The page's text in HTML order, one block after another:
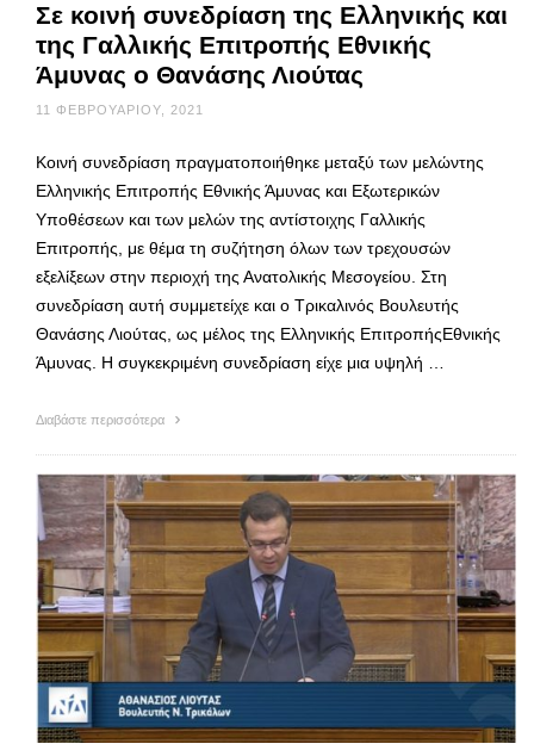
Σε κοινή συνεδρίαση της Ελληνικής και
της Γαλλικής Επιτροπής Εθνικής
Άμυνας ο Θανάσης Λιούτας
11 ΦΕΒΡΟΥΑΡΊΟΥ, 2021
Κοινή συνεδρίαση πραγματοποιήθηκε μεταξύ των μελώντης
Ελληνικής Επιτροπής Εθνικής Άμυνας και Εξωτερικών
Υποθέσεων και των μελών της αντίστοιχης Γαλλικής
Επιτροπής, με θέμα τη συζήτηση όλων των τρεχουσών
εξελίξεων στην περιοχή της Ανατολικής Μεσογείου. Στη
συνεδρίαση αυτή συμμετείχε και ο Τρικαλινός Βουλευτής
Θανάσης Λιούτας, ως μέλος της Ελληνικής ΕπιτροπήςΕθνικής
Άμυνας. Η συγκεκριμένη συνεδρίαση είχε μια υψηλή …
Διαβάστε περισσότερα